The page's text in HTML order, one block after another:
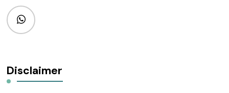
Disclaimer